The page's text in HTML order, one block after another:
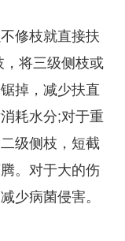
修枝就直接扶
，将三级侧枝或
掉，减少扶直
耗水分;对于重
级侧枝，短截
。对于大的伤
少病菌侵害。